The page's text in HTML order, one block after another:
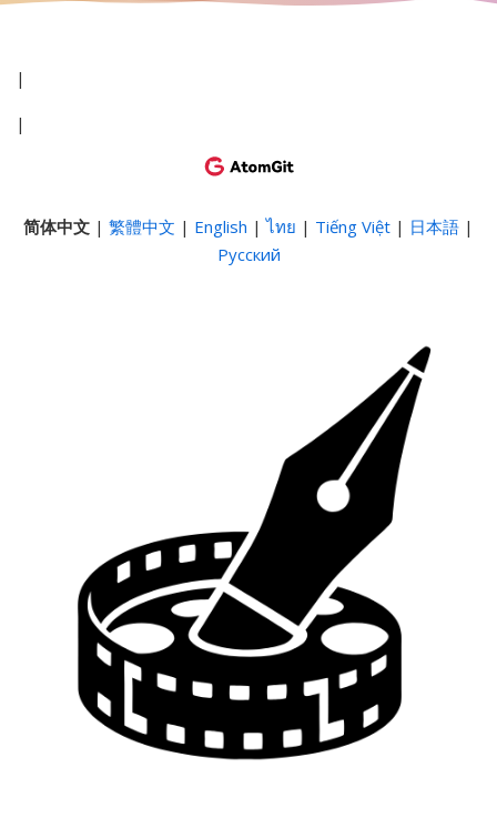
|
|
简体中文 | 繁體中文 | English |ไทย | Tiếng Việt | 日本語 |
Русский